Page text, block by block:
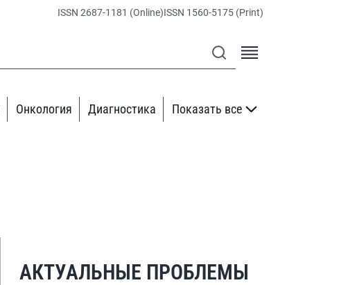
ISSN 2687-1181 (Online)ISSN 1560-5175 (Print)
Онкология Диагностика Показать все
АКТУАЛЬНЫЕ ПРОБЛЕМЫ